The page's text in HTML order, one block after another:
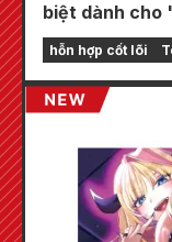
biệt dành
hỗn hợp cốt lõi